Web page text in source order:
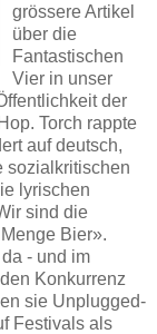
grössere Artikel
über die
Fantastischen
Vier in unser
der
Torch rappte
auf deutsch,
sozialkritischen
lyrischen
sind die
Bier».
- und im
Konkurrenz
sie Unplugged-
Festivals als